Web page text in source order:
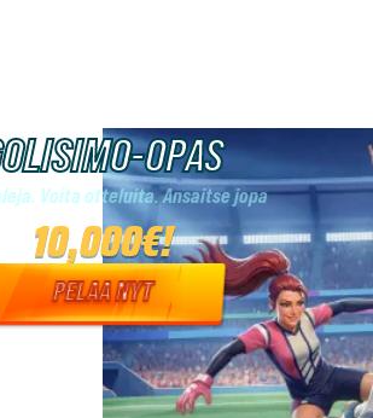
OPAS
Voita otteluita. Ansaitse jopa
10,000€!
PELAA NYT